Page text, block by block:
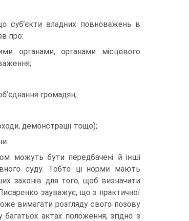
суб’єкти владних повноважень в
про:
органами, органами місцевого
громадян;
демонстрації тощо);
можуть бути передбачені й інші
суду. Тобто ці норми мають
законів для того, щоб визначити
зауважує, що з практичної
вимагати розгляду свого позову
актах положення, згідно з